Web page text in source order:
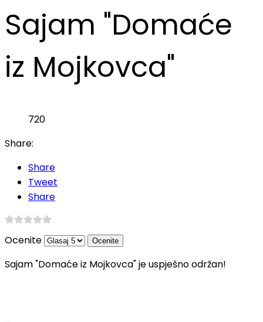
Sajam "Domaće
iz Mojkovca"
720
Share:
Share
Tweet
Share
Ocenite
Sajam "Domaće iz Mojkovca" je uspješno održan!